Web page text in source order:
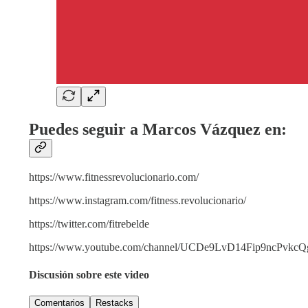
Puedes seguir a Marcos Vázquez en:
https://www.fitnessrevolucionario.com/
https://www.instagram.com/fitness.revolucionario/
https://twitter.com/fitrebelde
https://www.youtube.com/channel/
Discusión sobre este video
Comentarios Restacks